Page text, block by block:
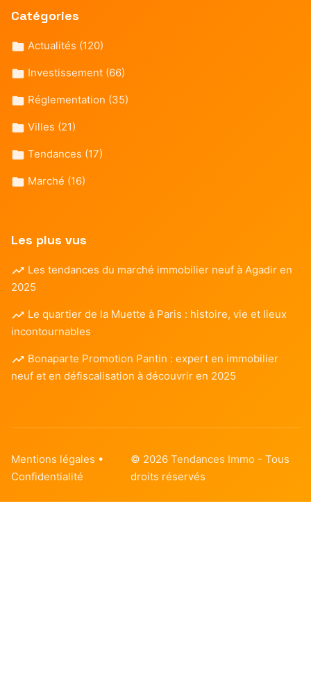
Catégories
Actualités (120)
Investissement (66)
Réglementation (35)
Villes (21)
Tendances (17)
Marché (16)
Les plus vus
Les tendances du marché immobilier neuf à Agadir en
2025
Le quartier de la Muette à Paris : histoire, vie et lieux
incontournables
Bonaparte Promotion Pantin : expert en immobilier
neuf et en défiscalisation à découvrir en 2025
Mentions légales •
Confidentialité
© 2026Tendances Immo - Tous
droits réservés